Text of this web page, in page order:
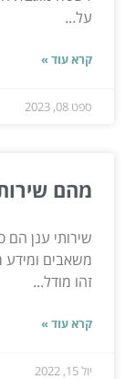
על...
קרא עוד »
ספט 08, 2023
מהם
שירותי ענן
משאבים
זהו מודל...
קרא עוד »
יול 15, 2022